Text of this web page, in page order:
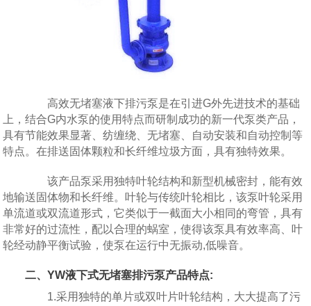
高效无堵塞液下排污泵是在引进G外先进技术的基础
上，结合G内水泵的使用特点而研制成功的新一代泵类产品，
具有节能效果显著、纺缠绕、无堵塞、自动安装和自动控制等
特点。在排送固体颗粒和长纤维垃圾方面，具有独特效果。
该产品泵采用独特叶轮结构和新型机械密封，能有效
地输送固体物和长纤维。叶轮与传统叶轮相比，该泵叶轮采用
单流道或双流道形式，它类似于一截面大小相同的弯管，具有
非常好的过流性，配以合理的蜗室，使得该泵具有效率高、叶
轮经动静平衡试验，使泵在运行中无振动,低噪音。
二、YW液下式无堵塞排污泵产品特点:
1.采用独特的单片或双叶片叶轮结构，大大提高了污